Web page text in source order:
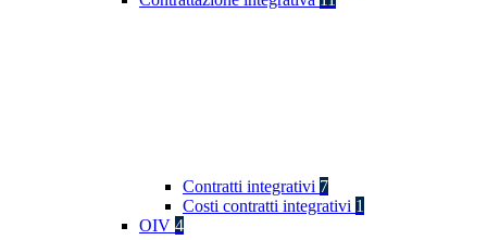
Contratti integrativi 7
Costi contratti integrativi 1
OIV 4